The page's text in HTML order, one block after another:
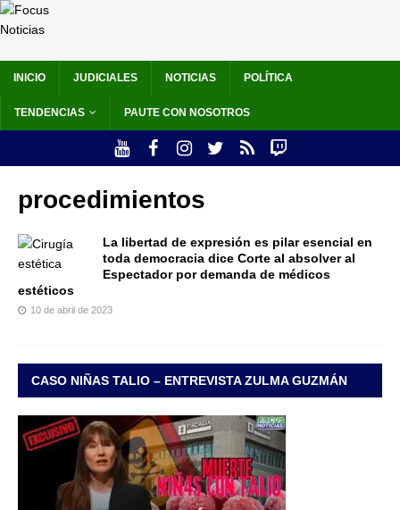
INICIO JUDICIALES NOTICIAS POLÍTICA
TENDENCIAS PAUTE CON NOSOTROS
procedimientos
La libertad de expresión es pilar esencial en
toda democracia dice Corte al absolver al
Espectador por demanda de médicos
estéticos
10 de abril de 2023
CASO NIÑAS TALIO – ENTREVISTA ZULMA GUZMÁN